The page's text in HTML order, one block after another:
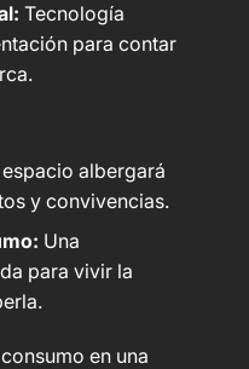
Tecnología
para contar
espacio albergará
y convivencias.
Una
para vivir la
en una